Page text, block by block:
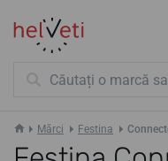
Mărci Festina